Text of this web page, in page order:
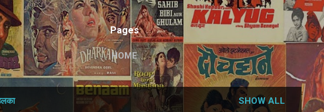
Pages
HOME
SHOW ALL